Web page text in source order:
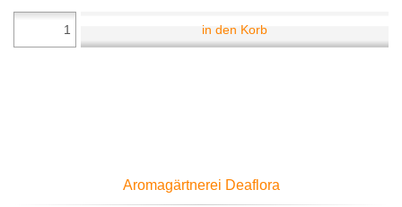
in den Korb
Aromagärtnerei Deaflora